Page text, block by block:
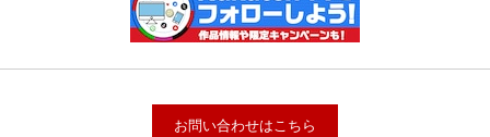
お問い合わせはこちら